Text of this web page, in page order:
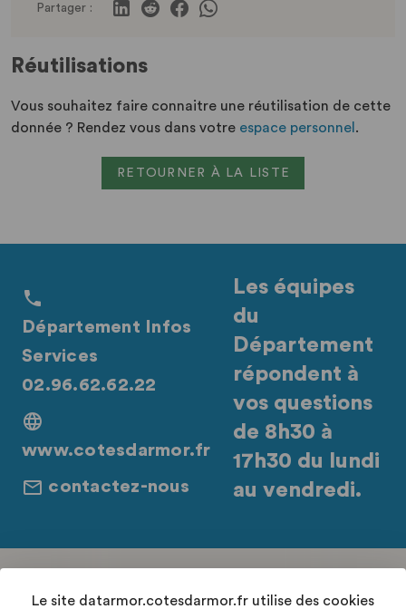
Partager :
Réutilisations
Vous souhaitez faire connaitre une réutilisation de cette
donnée ? Rendez vous dans votre espace personnel .
RETOURNER À LA LISTE
Département Infos
Services
02.96.62.62.22
www.cotesdarmor.fr
contactez-nous
Les équipes
du
Département
répondent à
vos questions
de 8h30 à
17h30 du lundi
au vendredi.
Le site datarmor.cotesdarmor.fr utilise des cookies